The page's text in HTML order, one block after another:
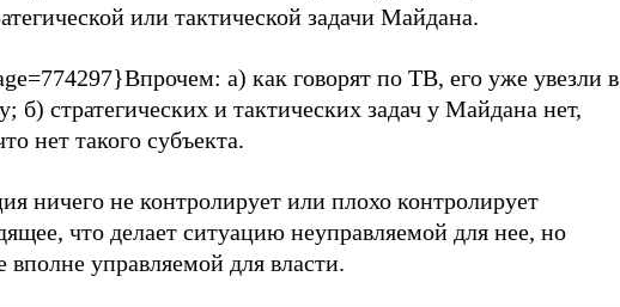
или тактической задачи Майдана.
а) как говорят по ТВ, его уже увезли в
б) стратегических и тактических задач у Майдана нет,
нет такого субъекта.
ничего не контролирует или плохо контролирует
что делает ситуацию неуправляемой для нее, но
вполне управляемой для власти.